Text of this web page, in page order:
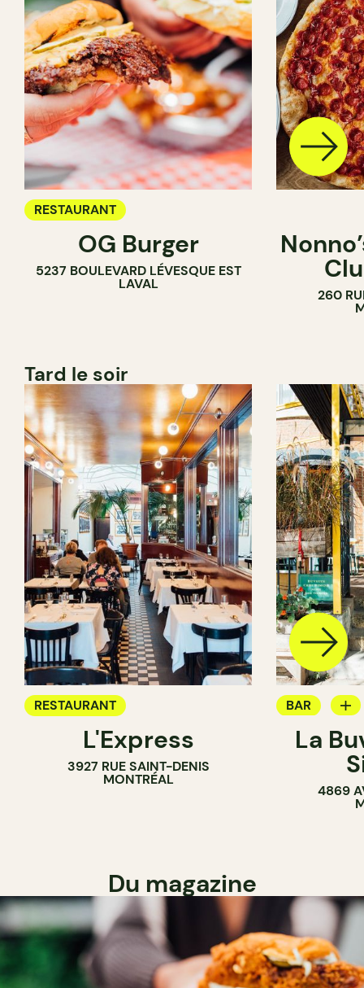
RESTAURANT
OG Burger
5237 BOULEVARD LÉVESQUE EST
LAVAL
260
Tard le soir
RESTAURANT
L'Express
3927 RUE SAINT-DENIS
MONTRÉAL
BAR
BAR À VIN
La
4869
Du magazine